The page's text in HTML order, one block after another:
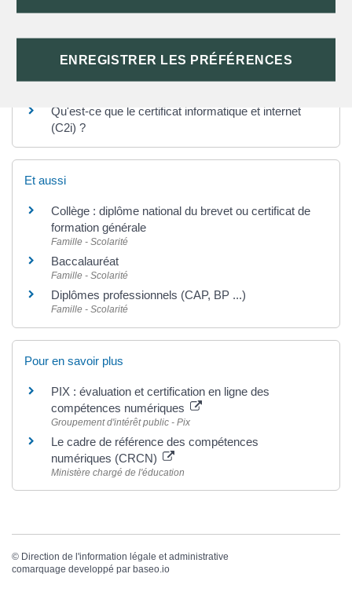
ENREGISTRER LES PRÉFÉRENCES
Questions ? Réponses !
Qu'est-ce que le certificat informatique et internet
(C2i) ?
Et aussi
Collège : diplôme national du brevet ou certificat de
formation générale
Famille - Scolarité
Baccalauréat
Famille - Scolarité
Diplômes professionnels (CAP, BP ...)
Famille - Scolarité
Pour en savoir plus
PIX : évaluation et certification en ligne des
compétences numériques
Groupement d'intérêt public - Pix
Le cadre de référence des compétences
numériques (CRCN)
Ministère chargé de l'éducation
© Direction de l'information légale et administrative
comarquage developpé par baseo.io